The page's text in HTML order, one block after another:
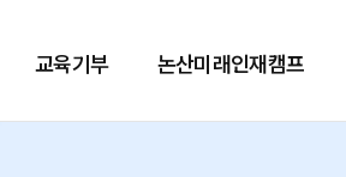
교육기부 논산미래인재캠프